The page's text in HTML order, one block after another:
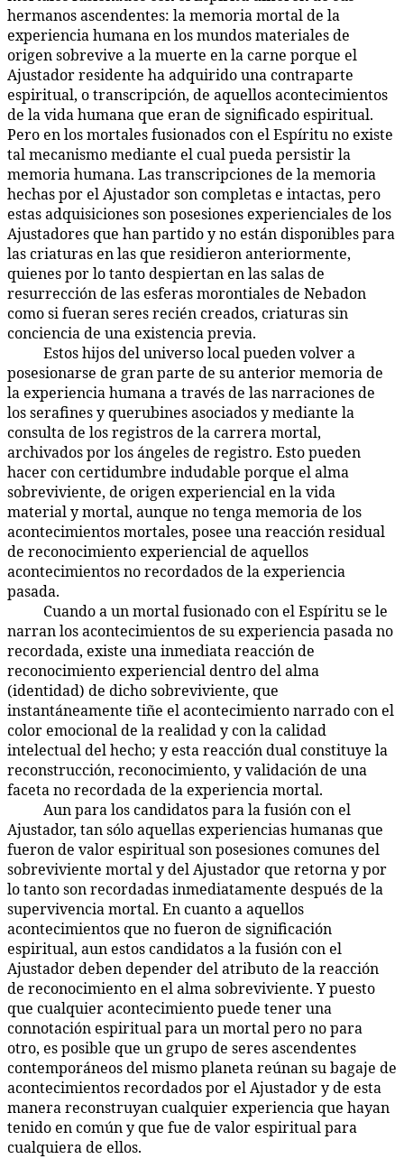
hermanos ascendentes: la memoria mortal de la
experiencia humana en los mundos materiales de
origen sobrevive a la muerte en la carne porque el
Ajustador residente ha adquirido una contraparte
espiritual, o transcripción, de aquellos acontecimientos
de la vida humana que eran de significado espiritual.
Pero en los mortales fusionados con el Espíritu no existe
tal mecanismo mediante el cual pueda persistir la
memoria humana. Las transcripciones de la memoria
hechas por el Ajustador son completas e intactas, pero
estas adquisiciones son posesiones experienciales de los
Ajustadores que han partido y no están disponibles para
las criaturas en las que residieron anteriormente,
quienes por lo tanto despiertan en las salas de
resurrección de las esferas morontiales de Nebadon
como si fueran seres recién creados, criaturas sin
conciencia de una existencia previa.
Estos hijos del universo local pueden volver a
posesionarse de gran parte de su anterior memoria de
la experiencia humana a través de las narraciones de
los serafines y querubines asociados y mediante la
consulta de los registros de la carrera mortal,
archivados por los ángeles de registro. Esto pueden
hacer con certidumbre indudable porque el alma
sobreviviente, de origen experiencial en la vida
material y mortal, aunque no tenga memoria de los
acontecimientos mortales, posee una reacción residual
de reconocimiento experiencial de aquellos
acontecimientos no recordados de la experiencia
pasada.
Cuando a un mortal fusionado con el Espíritu se le
narran los acontecimientos de su experiencia pasada no
recordada, existe una inmediata reacción de
reconocimiento experiencial dentro del alma
(identidad) de dicho sobreviviente, que
instantáneamente tiñe el acontecimiento narrado con el
color emocional de la realidad y con la calidad
intelectual del hecho; y esta reacción dual constituye la
reconstrucción, reconocimiento, y validación de una
faceta no recordada de la experiencia mortal.
Aun para los candidatos para la fusión con el
Ajustador, tan sólo aquellas experiencias humanas que
fueron de valor espiritual son posesiones comunes del
sobreviviente mortal y del Ajustador que retorna y por
lo tanto son recordadas inmediatamente después de la
supervivencia mortal. En cuanto a aquellos
acontecimientos que no fueron de significación
espiritual, aun estos candidatos a la fusión con el
Ajustador deben depender del atributo de la reacción
de reconocimiento en el alma sobreviviente. Y puesto
que cualquier acontecimiento puede tener una
connotación espiritual para un mortal pero no para
otro, es posible que un grupo de seres ascendentes
contemporáneos del mismo planeta reúnan su bagaje de
acontecimientos recordados por el Ajustador y de esta
manera reconstruyan cualquier experiencia que hayan
tenido en común y que fue de valor espiritual para
cualquiera de ellos.